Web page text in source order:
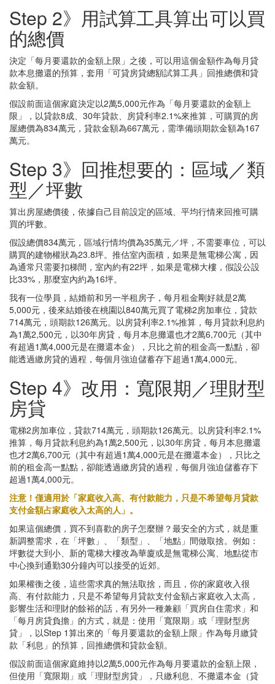
Step 2》用試算工具算出可以買
的總價
決定「每月要還款的金額上限」之後，可以用這個金額作為每月貸
款本息攤還的預算，套用「可貸房貸總額試算工具」回推總價和貸
款金額。
假設前面這個家庭決定以2萬5,000元作為「每月要還款的金額上
限」，以貸款8成、30年貸款、房貸利率2.1%來推算，可購買的房
屋總價為834萬元，貸款金額為667萬元，需準備頭期款金額為167
萬元。
Step 3》回推想要的：區域／類
型／坪數
算出房屋總價後，依據自己目前設定的區域、平均行情來回推可購
買的坪數。
假設總價834萬元，區域行情均價為35萬元／坪，不需要車位，可以
購買的建物權狀為23.8坪。推估室內面積，如果是無電梯公寓，因
為通常只需要扣梯間，室內約有22坪，如果是電梯大樓，假設公設
比33%，那麼室內約為16坪。
我有一位學員，結婚前和另一半租房子，每月租金剛好就是2萬
5,000元，後來結婚後在桃園以840萬元買了電梯2房加車位，貸款
714萬元，頭期款126萬元。以房貸利率2.1%推算，每月貸款利息約
為1萬2,500元，以30年房貸，每月本息攤還也才2萬6,700元（其中
有超過1萬4,000元是在攤還本金），只比之前的租金高一點點，卻
能透過繳房貸的過程，每個月強迫儲蓄存下超過1萬4,000元。
Step 4》改用：寬限期／理財型
房貸
電梯2房加車位，貸款714萬元，頭期款126萬元。以房貸利率2.1%
推算，每月貸款利息約為1萬2,500元，以30年房貸，每月本息攤還
也才2萬6,700元（其中有超過1萬4,000元是在攤還本金），只比之
前的租金高一點點，卻能透過繳房貸的過程，每個月強迫儲蓄存下
超過1萬4,000元。
注意！僅適用於「家庭收入高、有付款能力，只是不希望每月貸款
支付金額占家庭收入太高的人」。
如果這個總價，買不到喜歡的房子怎麼辦？最安全的方式，就是重
新調整需求，在「坪數」、「類型」、「地點」間做取捨。例如：
坪數從大到小、新的電梯大樓改為華廈或是無電梯公寓、地點從市
中心換到通勤30分鐘內可以接受的近郊。
如果權衡之後，這些需求真的無法取捨，而且，你的家庭收入很
高、有付款能力，只是不希望每月貸款支付金額占家庭收入太高，
影響生活和理財的餘裕的話，有另外一種兼顧「買房自住需求」和
「每月房貸負擔」的方式，就是：使用「寬限期」或「理財型房
貸」，以Step 1算出來的「每月要還款的金額上限」作為每月繳貸
款「利息」的預算，回推總價和貸款金額。
假設前面這個家庭維持以2萬5,000元作為每月要還款的金額上限，
但使用「寬限期」或「理財型房貸」，只繳利息、不攤還本金（貸